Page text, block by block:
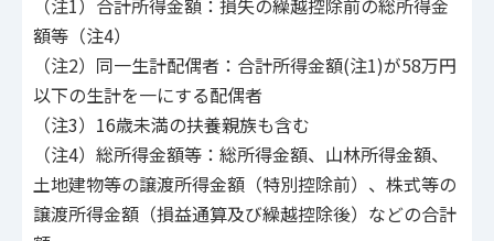
（注1）合計所得金額：損失の繰越控除前の総所得金
額等（注4）
（注2）同一生計配偶者：合計所得金額(注1)が58万円
以下の生計を一にする配偶者
（注3）16歳未満の扶養親族も含む
（注4）総所得金額等：総所得金額、山林所得金額、
土地建物等の譲渡所得金額（特別控除前）、株式等の
譲渡所得金額（損益通算及び繰越控除後）などの合計